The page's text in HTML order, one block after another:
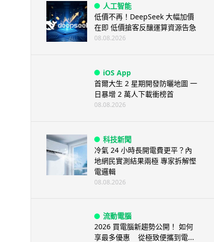
人工智能
低價不再！DeepSeek 大幅加價
在即 低價搶客反釀運算資源告急
08.08.2026
iOS App
首爾大生 2 星期開發防曬地圖 一
日暴增 2 萬人下載衝榜首
08.08.2026
科技新聞
冷氣 24 小時長開電費更平？內
地網民實測結果兩極 專家拆解慳
電邏輯
08.08.2026
流動電腦
2026 買電腦新趨勢公開！ 如何
享最多優惠 從極致便攜到電...